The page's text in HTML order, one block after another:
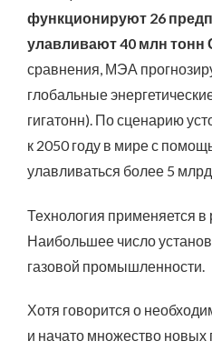
функционируют 26
улавливают 40 млн тонн
сравнения, МЭА
глобальные
гигатонн). По сценарию
к 2050 году в мире с
улавливаться более 5 млрд
Технология применяется в
Наибольшее число
газовой промышленности.
Хотя говорится о
и начато множество